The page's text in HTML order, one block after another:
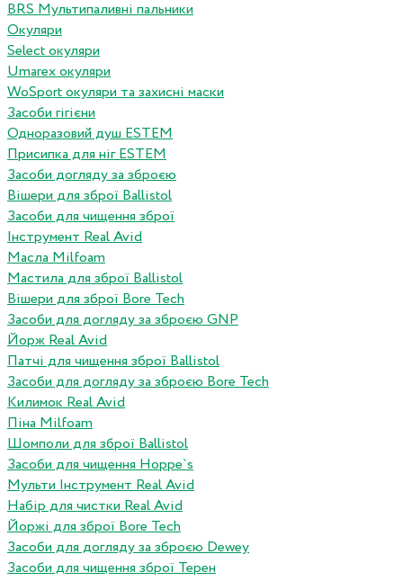
BRS Мультипаливні пальники
Окуляри
Select окуляри
Umarex окуляри
WoSport окуляри та захисні маски
Засоби гігієни
Одноразовий душ ESTEM
Присипка для ніг ESTEM
Засоби догляду за зброєю
Вішери для зброї Ballistol
Засоби для чищення зброї
Інструмент Real Avid
Масла Milfoam
Мастила для зброї Ballistol
Вішери для зброї Bore Tech
Засоби для догляду за зброєю GNP
Йорж Real Avid
Патчі для чищення зброї Ballistol
Засоби для догляду за зброєю Bore Tech
Килимок Real Avid
Піна Milfoam
Шомполи для зброї Ballistol
Засоби для чищення Hoppe`s
Мульти Інструмент Real Avid
Набір для чистки Real Avid
Йоржі для зброї Bore Tech
Засоби для догляду за зброєю Dewey
Засоби для чищення зброї Терен